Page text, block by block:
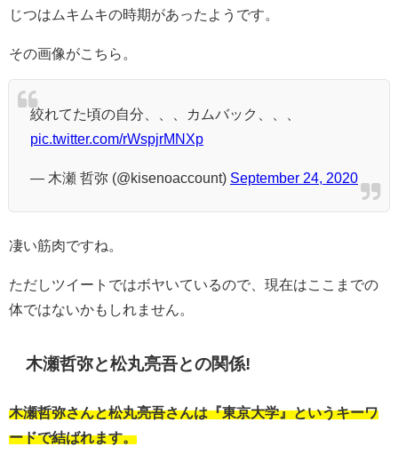
じつはムキムキの時期があったようです。
その画像がこちら。
絞れてた頃の自分、、、カムバック、、、
pic.twitter.com/rWspjrMNXp
— 木瀬 哲弥 (@kisenoaccount) September 24, 2020
凄い筋肉ですね。
ただしツイートではボヤいているので、現在はここまでの
体ではないかもしれません。
木瀬哲弥と松丸亮吾との関係!
木瀬哲弥さんと松丸亮吾さんは『東京大学』というキーワ
ードで結ばれます。